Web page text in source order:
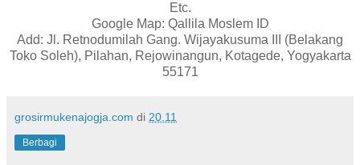
Etc.
Google Map: Qallila Moslem ID
Add: Jl. Retnodumilah Gang. Wijayakusuma III (Belakang
Toko Soleh), Pilahan, Rejowinangun, Kotagede, Yogyakarta
55171
grosirmukenajogja.com di 20.11
Berbagi